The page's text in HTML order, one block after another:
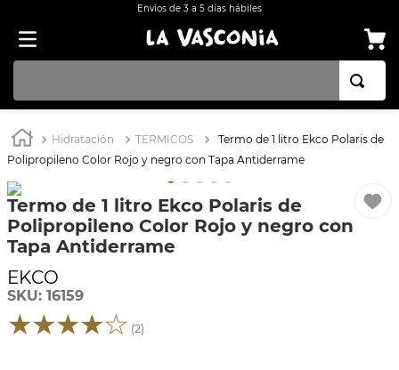
Envíos de 3 a 5 días hábiles
Hidratación TÉRMICOS
Termo de 1 litro Ekco Polaris de
Polipropileno Color Rojo y negro con Tapa Antiderrame
Termo de 1 litro Ekco Polaris de
Polipropileno Color Rojo y negro con
Tapa Antiderrame
EKCO
SKU: 16159
★★★★☆ (2)
1. OLLA
3. ARROCERA
4 SARTEN
5. INDUCCIÓN
6. VAPORERAS
7. ACERO INOXIDABLE